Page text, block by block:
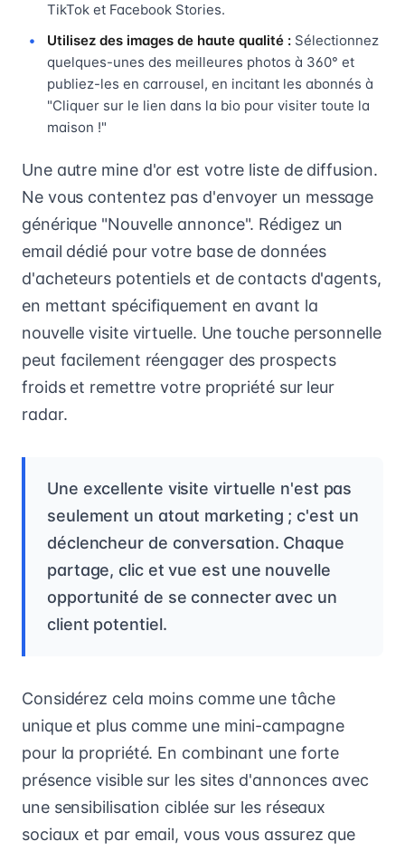
TikTok et Facebook Stories.
Utilisez des images de haute qualité : Sélectionnez
quelques-unes des meilleures photos à 360° et
publiez-les en carrousel, en incitant les abonnés à
"Cliquer sur le lien dans la bio pour visiter toute la
maison !"
Une autre mine d'or est votre liste de diffusion.
Ne vous contentez pas d'envoyer un message
générique "Nouvelle annonce". Rédigez un
email dédié pour votre base de données
d'acheteurs potentiels et de contacts d'agents,
en mettant spécifiquement en avant la
nouvelle visite virtuelle. Une touche personnelle
peut facilement réengager des prospects
froids et remettre votre propriété sur leur
radar.
Une excellente visite virtuelle n'est pas
seulement un atout marketing ; c'est un
déclencheur de conversation. Chaque
partage, clic et vue est une nouvelle
opportunité de se connecter avec un
client potentiel.
Considérez cela moins comme une tâche
unique et plus comme une mini-campagne
pour la propriété. En combinant une forte
présence visible sur les sites d'annonces avec
une sensibilisation ciblée sur les réseaux
sociaux et par email, vous vous assurez que